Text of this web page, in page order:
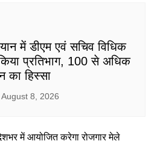
में डीएम एवं सचिव विधिक
प्रतिभाग, 100 से अधिक
का हिस्सा
August 8, 2026